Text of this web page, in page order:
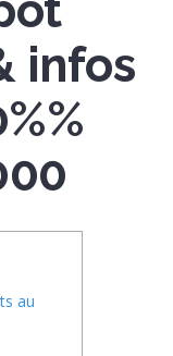
infos
au